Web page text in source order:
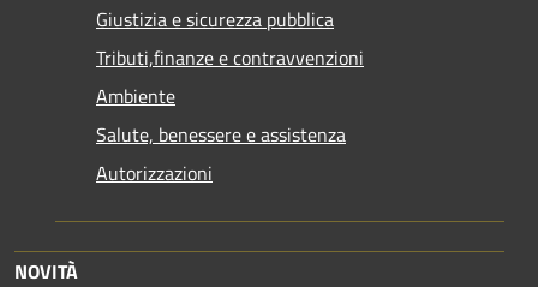
Giustizia e sicurezza pubblica
Tributi,finanze e contravvenzioni
Ambiente
Salute, benessere e assistenza
Autorizzazioni
NOVITÀ